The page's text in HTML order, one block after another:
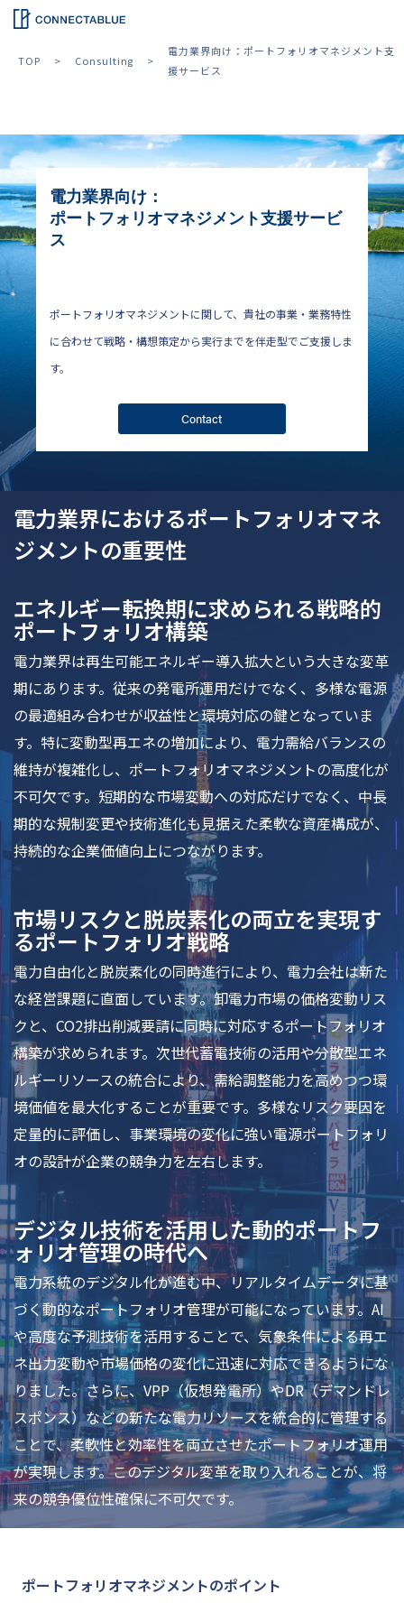
TOP Consulting
電力業界向け：ポートフォリオマネジメント支
援サービス
電力業界向け：
ポートフォリオマネジメント支援サービ
ス
ポートフォリオマネジメントに関して、貴社の事業・業務特性
に合わせて戦略・構想策定から実行までを伴走型でご支援しま
す。
Contact
電力業界におけるポートフォリオマネ
ジメントの重要性
エネルギー転換期に求められる戦略的
ポートフォリオ構築
電力業界は再生可能エネルギー導入拡大という大きな変革
期にあります。従来の発電所運用だけでなく、多様な電源
の最適組み合わせが収益性と環境対応の鍵となっていま
す。特に変動型再エネの増加により、電力需給バランスの
維持が複雑化し、ポートフォリオマネジメントの高度化が
不可欠です。短期的な市場変動への対応だけでなく、中長
期的な規制変更や技術進化も見据えた柔軟な資産構成が、
持続的な企業価値向上につながります。
市場リスクと脱炭素化の両立を実現す
るポートフォリオ戦略
電力自由化と脱炭素化の同時進行により、電力会社は新た
な経営課題に直面しています。卸電力市場の価格変動リス
クと、CO2排出削減要請に同時に対応するポートフォリオ
構築が求められます。次世代蓄電技術の活用や分散型エネ
ルギーリソースの統合により、需給調整能力を高めつつ環
境価値を最大化することが重要です。多様なリスク要因を
定量的に評価し、事業環境の変化に強い電源ポートフォリ
オの設計が企業の競争力を左右します。
デジタル技術を活用した動的ポートフ
ォリオ管理の時代へ
電力系統のデジタル化が進む中、リアルタイムデータに基
づく動的なポートフォリオ管理が可能になっています。AI
や高度な予測技術を活用することで、気象条件による再エ
ネ出力変動や市場価格の変化に迅速に対応できるようにな
りました。さらに、VPP（仮想発電所）やDR（デマンドレ
スポンス）などの新たな電力リソースを統合的に管理する
ことで、柔軟性と効率性を両立させたポートフォリオ運用
が実現します。このデジタル変革を取り入れることが、将
来の競争優位性確保に不可欠です。
ポートフォリオマネジメントのポイント